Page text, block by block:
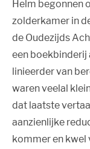
Helm begonnen
zolderkamer in
de Oudezijds
een boekbinderij
linieerder van
waren veelal
dat laatste
aanzienlijke
kommer en kwel